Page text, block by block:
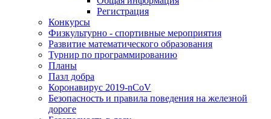
Регистрация
Конкурсы
Физкультурно - спортивные мероприятия
Развитие математического образования
Турнир по программированию
Планы
Пазл добра
Коронавирус 2019-nCoV
Безопасность и правила поведения на железной
дороге